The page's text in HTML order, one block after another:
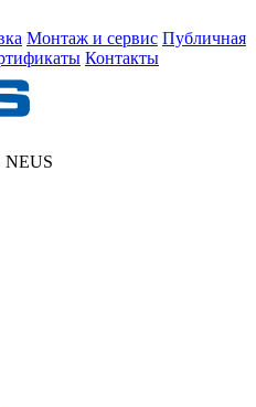
Монтаж и сервис Публичная
Контакты